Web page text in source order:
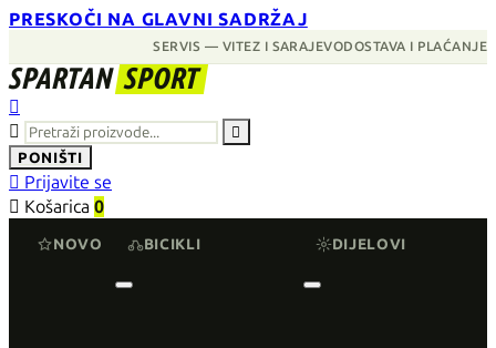
PRESKOČI NA GLAVNI SADRŽAJ
SERVIS — VITEZ I SARAJEVODOSTAVA I PLAĆANJE
SPARTAN SPORT



PONIŠTI
 Prijavite se
 Košarica 0
NOVO BICIKLI DIJELOVI